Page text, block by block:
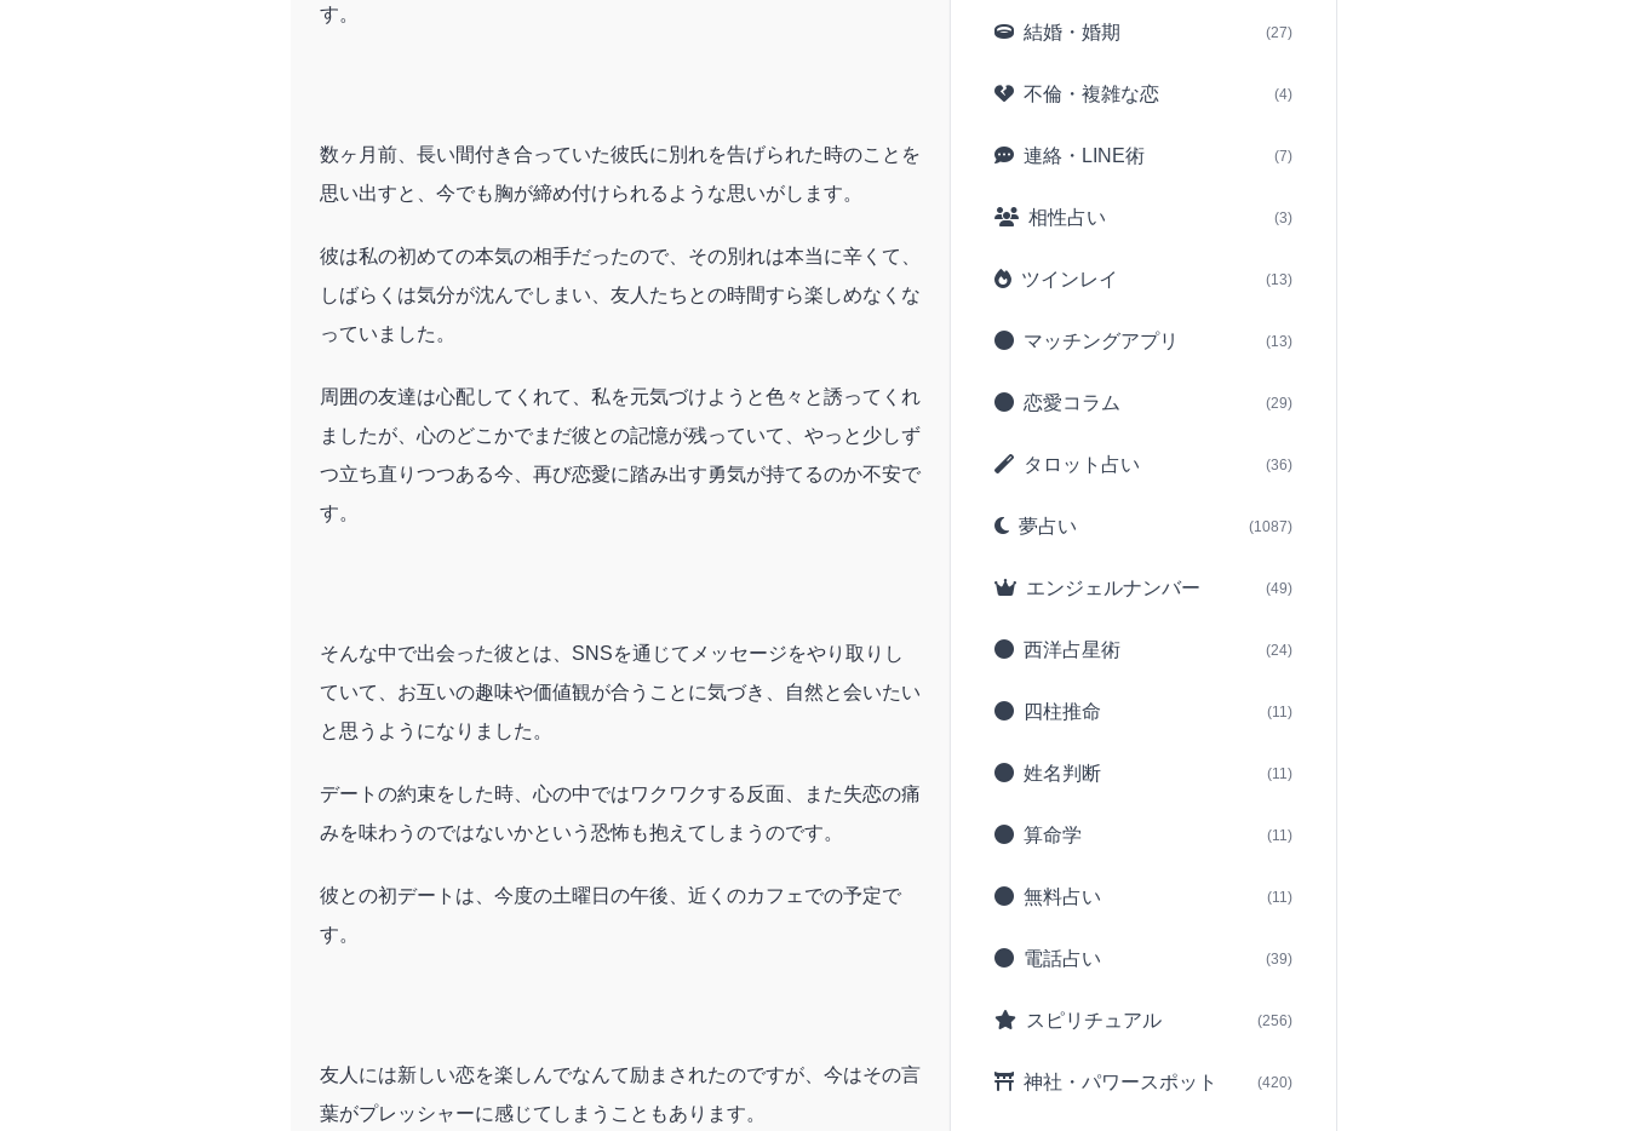
す。
数ヶ月前、長い間付き合っていた彼氏に別れを告げられた時のことを
思い出すと、今でも胸が締め付けられるような思いがします。
彼は私の初めての本気の相手だったので、その別れは本当に辛くて、
しばらくは気分が沈んでしまい、友人たちとの時間すら楽しめなくな
っていました。
周囲の友達は心配してくれて、私を元気づけようと色々と誘ってくれ
ましたが、心のどこかでまだ彼との記憶が残っていて、やっと少しず
つ立ち直りつつある今、再び恋愛に踏み出す勇気が持てるのか不安で
す。
そんな中で出会った彼とは、SNSを通じてメッセージをやり取りし
ていて、お互いの趣味や価値観が合うことに気づき、自然と会いたい
と思うようになりました。
デートの約束をした時、心の中ではワクワクする反面、また失恋の痛
みを味わうのではないかという恐怖も抱えてしまうのです。
彼との初デートは、今度の土曜日の午後、近くのカフェでの予定で
す。
友人には新しい恋を楽しんでなんて励まされたのですが、今はその言
葉がプレッシャーに感じてしまうこともあります。
結婚・婚期 (27)
不倫・複雑な恋 (4)
連絡・LINE術 (7)
相性占い (3)
ツインレイ (13)
マッチングアプリ (13)
恋愛コラム (29)
タロット占い (36)
夢占い (1087)
エンジェルナンバー (49)
西洋占星術 (24)
四柱推命 (11)
姓名判断 (11)
算命学 (11)
無料占い (11)
電話占い (39)
スピリチュアル (256)
神社・パワースポット (420)